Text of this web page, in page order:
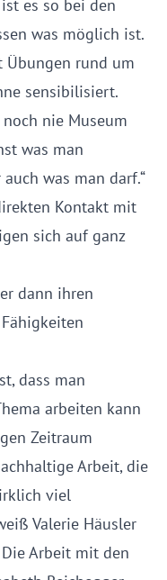
es so bei den
was möglich ist.
Übungen rund um
sensibilisiert.
nie Museum
was man
was man darf.“
Kontakt mit
sich auf ganz
dann ihren
dass man
arbeiten kann
Zeitraum
Arbeit, die
viel
Valerie Häusler
Arbeit mit den